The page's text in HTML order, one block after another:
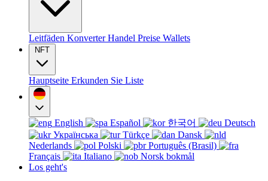
Leitfäden KonverterHandel Preise Wallets
NFT
Hauptseite Erkunden Sie Liste
English Español 한국어
Deutsch
Українська
Türkçe
Dansk
Nederlands
Polski
Português (Brasil)
Français
Italiano
Norsk bokmål
Los geht's